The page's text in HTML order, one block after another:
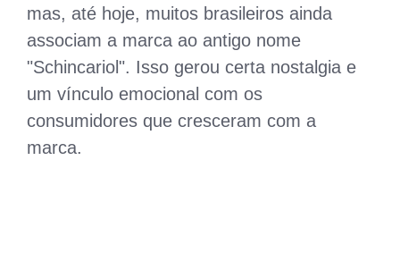
mas, até hoje, muitos brasileiros ainda
associam a marca ao antigo nome
"Schincariol". Isso gerou certa nostalgia e
um vínculo emocional com os
consumidores que cresceram com a
marca.